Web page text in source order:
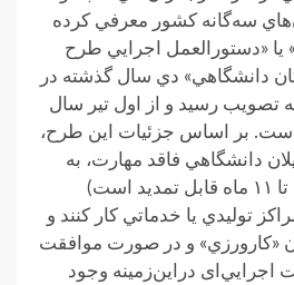
سه‌گانه کشور معرفي کرده
«دستورالعمل اجرايي طرح
دانشگاهي» دي سال گذشته در
تصويب رسيد و از اول تير سال
است. بر ‌اساس جزئيات اين طرح،
دانشگاهي فاقد مهارت، به
مدت چهار تا ۶ ماه (که تا ۱۱ ماه قابل تمديد است)
توليدي يا خدماتي کار کنند و
«کارورزي» و در صورت موافقت
اجرايي‌ای در‌اين‌زمينه وجود